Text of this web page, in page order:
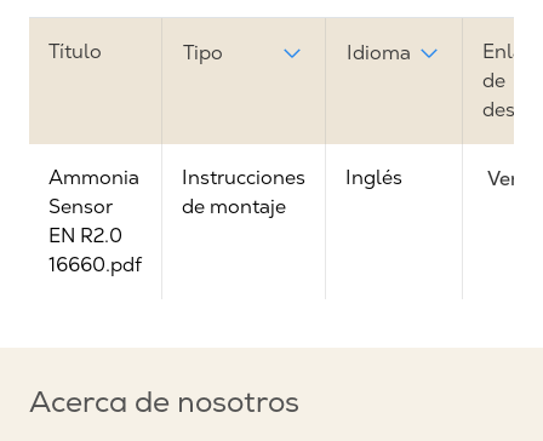
Título Tipo Idioma
Enlace
de
Ammonia
Sensor
EN R2.0
16660.pdf
Instrucciones
de montaje
Inglés Ver
Acerca de nosotros